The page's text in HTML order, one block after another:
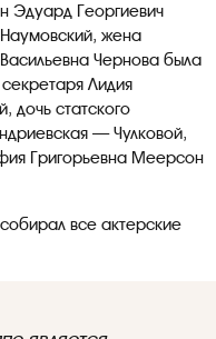
Эдуард Георгиевич
жена
Чернова была
Лидия
дочь статского
— Чулковой,
Григорьевна Меерсон
все актерские